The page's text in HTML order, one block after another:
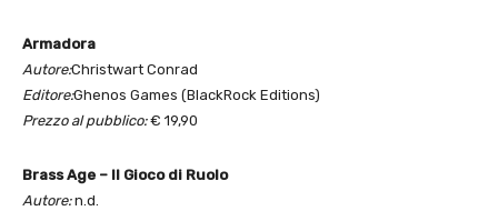
Armadora
Autore:Christwart Conrad
Editore:Ghenos Games (BlackRock Editions)
Prezzo al pubblico:€ 19,90
Brass Age – Il Gioco di Ruolo
Autore:n.d.